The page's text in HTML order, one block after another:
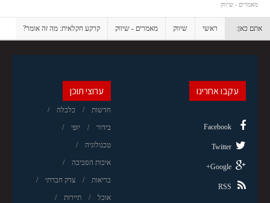
מאמרים - שיווק
אתם כאן: ראשי שיווק מאמרים - שיווק קרקע חקלאית: מה זה אומר?
ערוצי תוכן
חדשות כלכלה
בידור יופי
טכנולוגיה
איכות הסביבה
בריאות צדק חברתי
אוכל תיירות
עקבו אחרינו
Facebook
Twitter
Google+
RSS